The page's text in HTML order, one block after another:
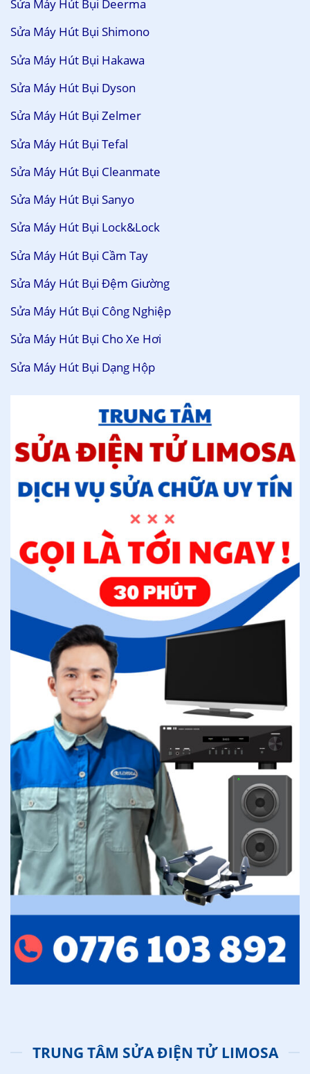
Sửa Máy Hút Bụi Deerma
Sửa Máy Hút Bụi Shimono
Sửa Máy Hút Bụi Hakawa
Sửa Máy Hút Bụi Dyson
Sửa Máy Hút Bụi Zelmer
Sửa Máy Hút Bụi Tefal
Sửa Máy Hút Bụi Cleanmate
Sửa Máy Hút Bụi Sanyo
Sửa Máy Hút Bụi Lock&Lock
Sửa Máy Hút Bụi Cầm Tay
Sửa Máy Hút Bụi Đệm Giường
Sửa Máy Hút Bụi Công Nghiệp
Sửa Máy Hút Bụi Cho Xe Hơi
Sửa Máy Hút Bụi Dạng Hộp
TRUNG TÂM SỬA ĐIỆN TỬ LIMOSA